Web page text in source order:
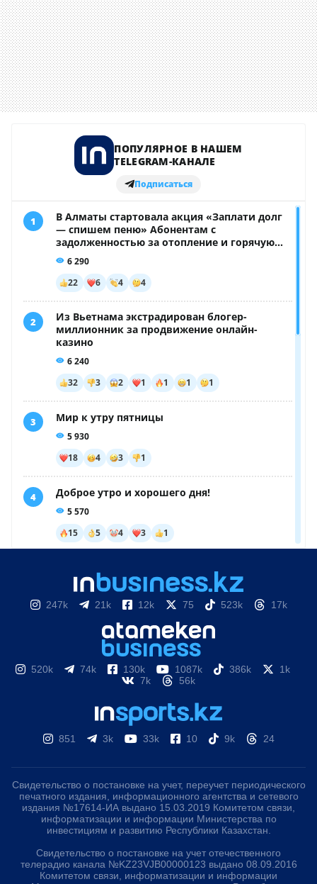
247k 21k 12k 75 523k 17k
520k 74k 130k 1087k 386k
1k
7k
56k
851 3k 33k 10 9k 24
Свидетельство о постановке на учет, переучет периодического
печатного издания, информационного агентства и сетевого
издания №17614-ИА выдано 15.03.2019 Комитетом связи,
информатизации и информации Министерства по
инвестициям и развитию Республики Казахстан.
Свидетельство о постановке на учет отечественного
телерадио канала №KZ23VJB00000123 выдано 08.09.2016
Комитетом связи, информатизации и информации